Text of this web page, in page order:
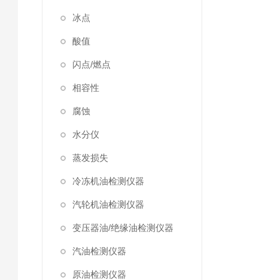
冰点
酸值
闪点/燃点
相容性
腐蚀
水分仪
蒸发损失
冷冻机油检测仪器
汽轮机油检测仪器
变压器油/绝缘油检测仪器
汽油检测仪器
原油检测仪器